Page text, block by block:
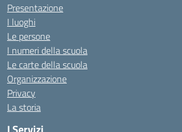
Presentazione
I luoghi
Le persone
I numeri della scuola
Le carte della scuola
Organizzazione
Privacy
La storia